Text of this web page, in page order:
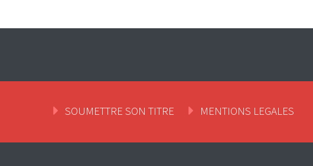
SOUMETTRE SON TITRE MENTIONS LEGALES